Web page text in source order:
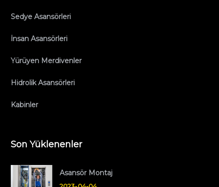
Sedye Asansörleri
İnsan Asansörleri
Yürüyen Merdivenler
Hidrolik Asansörleri
Kabinler
Son Yüklenenler
Asansör Montaj